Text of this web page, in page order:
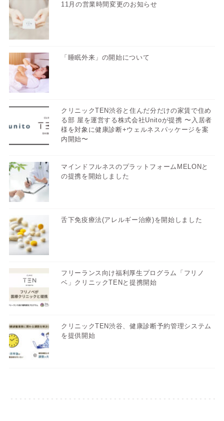
11月の営業時間変更のお知らせ
「睡眠外来」の開始について
クリニックTEN渋谷と住んだ分だけの家賃で住め
る部 屋を運営する株式会社Unitoが提携 〜入居者
様を対象に健康診断+ウェルネスパッケージを案
内開始〜
マインドフルネスのプラットフォームMELONと
の提携を開始しました
舌下免疫療法(アレルギー治療)を開始しました
フリーランス向け福利厚生プログラム「フリノ
ベ」クリニックTENと提携開始
クリニックTEN渋谷、健康診断予約管理システム
を提供開始